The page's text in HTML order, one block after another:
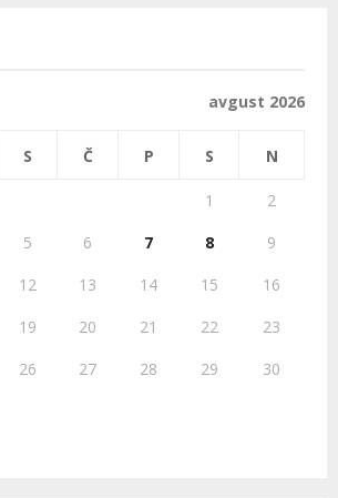
C
H
avgust 2026
S Č P S N
1
2
5 6 7 8
9
12 13 14 15
16
19 20 21 22
23
26 27 28 29
30